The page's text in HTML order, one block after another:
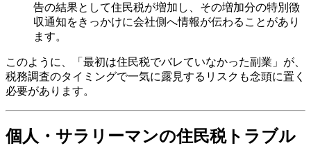
告の結果として住民税が増加し、その増加分の特別徴
収通知をきっかけに会社側へ情報が伝わることがあり
ます。
このように、「最初は住民税でバレていなかった副業」が、
税務調査のタイミングで一気に露見するリスクも念頭に置く
必要があります。
個人・サラリーマンの住民税トラブル